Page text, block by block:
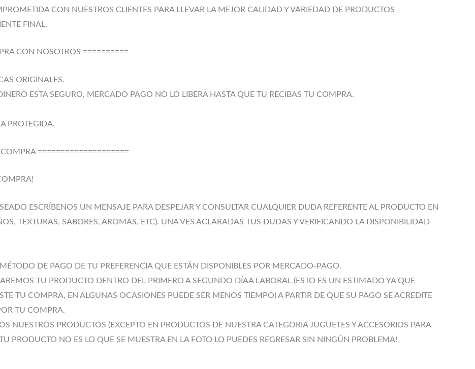
CON NUESTROS CLIENTES PARA LLEVAR LA MEJOR CALIDAD Y VARIEDAD DE PRODUCTOS
FINAL.
CON NOSOTROS ==========
ORIGINALES.
ESTA SEGURO, MERCADO PAGO NO LO LIBERA HASTA QUE TU RECIBAS TU COMPRA.
PROTEGIDA.
====================
ESCRÍBENOS UN MENSAJE PARA DESPEJAR Y CONSULTAR CUALQUIER DUDA REFERENTE AL PRODUCTO EN
TEXTURAS, SABORES, AROMAS, ETC). UNA VES ACLARADAS TUS DUDAS Y VERIFICANDO LA DISPONIBILIDAD
DE PAGO DE TU PREFERENCIA QUE ESTÁN DISPONIBLES POR MERCADO-PAGO.
TU PRODUCTO DENTRO DEL PRIMERO A SEGUNDO DÍAA LABORAL (ESTO ES UN ESTIMADO YA QUE
TU COMPRA, EN ALGUNAS OCASIONES PUEDE SER MENOS TIEMPO) A PARTIR DE QUE SU PAGO SE ACREDITE
TU COMPRA.
NUESTROS PRODUCTOS (EXCEPTO EN PRODUCTOS DE NUESTRA CATEGORIA JUGUETES Y ACCESORIOS PARA
PRODUCTO NO ES LO QUE SE MUESTRA EN LA FOTO LO PUEDES REGRESAR SIN NINGÚN PROBLEMA!